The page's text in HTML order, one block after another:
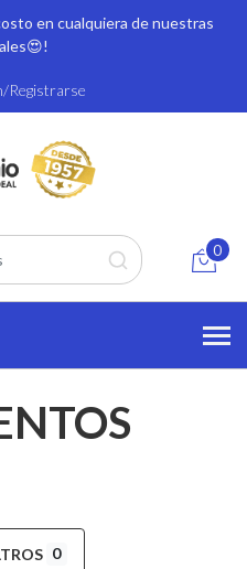
en cualquiera de nuestras
😍!
Registrarse
0
0